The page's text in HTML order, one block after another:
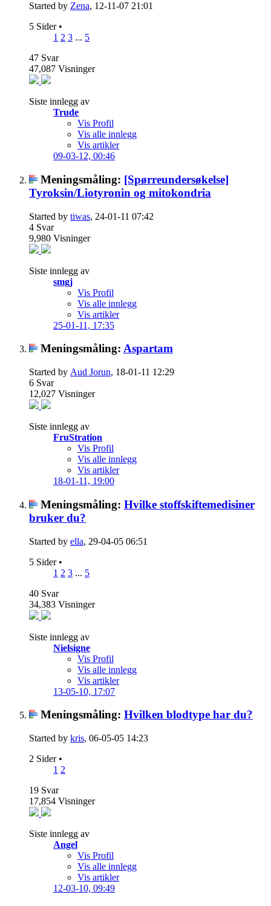
Started by Zena, 12-11-07 21:01
5 Sider •
1 2 3 ... 5
47 Svar
47,087 Visninger
Siste innlegg av
Trude
Vis Profil
Vis alle innlegg
Vis artikler
09-03-12, 00:46
Meningsmåling: [Spørreundersøkelse]
Tyroksin/Liotyronin og mitokondria
Started by tiwas, 24-01-11 07:42
4 Svar
9,980 Visninger
Siste innlegg av
smgj
Vis Profil
Vis alle innlegg
Vis artikler
25-01-11, 17:35
Meningsmåling: Aspartam
Started by Aud Jorun, 18-01-11 12:29
6 Svar
12,027 Visninger
Siste innlegg av
FruStration
Vis Profil
Vis alle innlegg
Vis artikler
18-01-11, 19:00
Meningsmåling: Hvilke stoffskiftemedisiner
bruker du?
Started by ella, 29-04-05 06:51
5 Sider •
1 2 3 ... 5
40 Svar
34,383 Visninger
Siste innlegg av
Nielsigne
Vis Profil
Vis alle innlegg
Vis artikler
13-05-10, 17:07
Meningsmåling: Hvilken blodtype har du?
Started by kris, 06-05-05 14:23
2 Sider •
1 2
19 Svar
17,854 Visninger
Siste innlegg av
Angel
Vis Profil
Vis alle innlegg
Vis artikler
12-03-10, 09:49